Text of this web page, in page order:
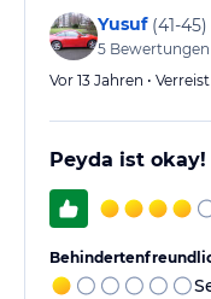
Yusuf (41-45)
5 Bewertungen
Vor 13 Jahren •
Peyda ist okay!